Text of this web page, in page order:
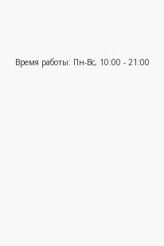
Время работы: Пн-Вс, 10:00 - 21:00